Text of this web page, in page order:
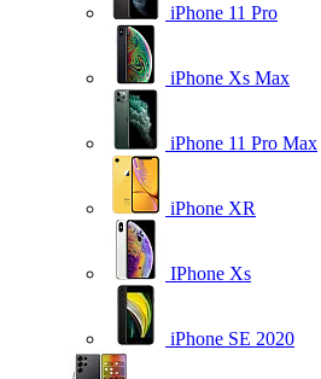
iPhone 11 Pro
iPhone Xs Max
iPhone 11 Pro Max
iPhone XR
IPhone Xs
iPhone SE 2020